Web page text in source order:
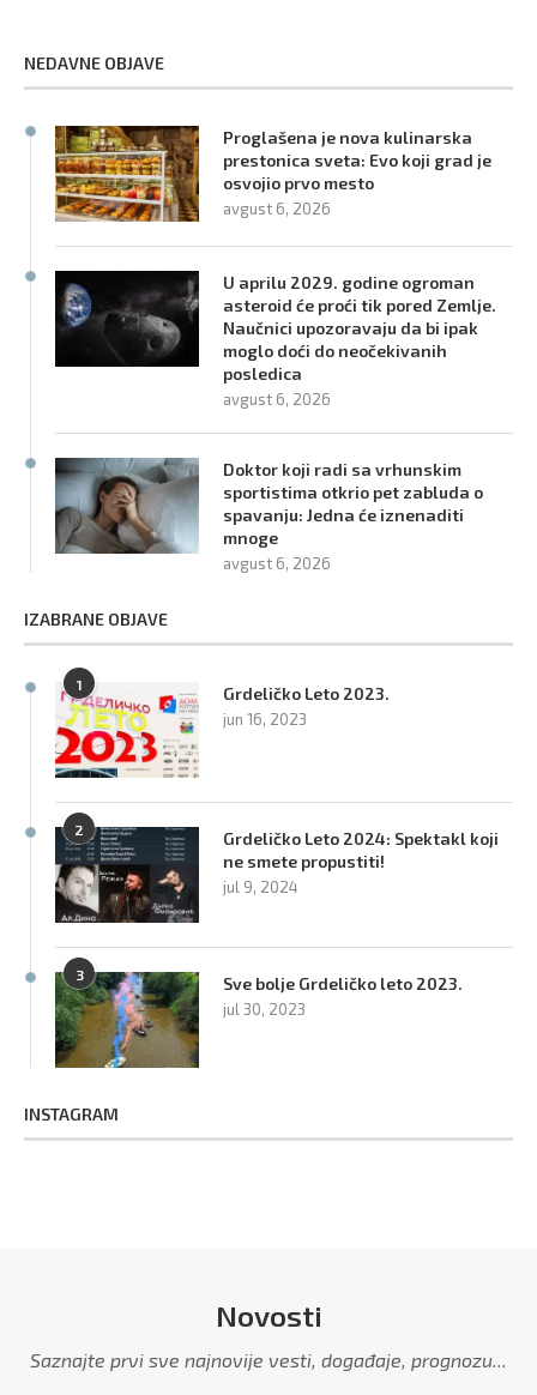
NEDAVNE OBJAVE
Proglašena je nova kulinarska
prestonica sveta: Evo koji grad je
osvojio prvo mesto
avgust 6, 2026
U aprilu 2029. godine ogroman
asteroid će proći tik pored Zemlje.
Naučnici upozoravaju da bi ipak
moglo doći do neočekivanih
posledica
avgust 6, 2026
Doktor koji radi sa vrhunskim
sportistima otkrio pet zabluda o
spavanju: Jedna će iznenaditi
mnoge
avgust 6, 2026
IZABRANE OBJAVE
1 Grdeličko Leto 2023.
jun 16, 2023
2
Grdeličko Leto 2024: Spektakl koji
ne smete propustiti!
jul 9, 2024
3 Sve bolje Grdeličko leto 2023.
jul 30, 2023
INSTAGRAM
Novosti
Saznajte prvi sve najnovije vesti, događaje, prognozu...